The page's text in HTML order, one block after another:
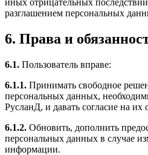
разглашением персональных
6. Права и
6.1. Пользователь вправе:
6.1.1. Принимать свободное
персональных данных,
РусланД, и давать согласие на их
6.1.2. Обновить, дополнить
персональных данных в случае
информации.